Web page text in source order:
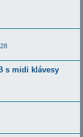
s midi klávesy